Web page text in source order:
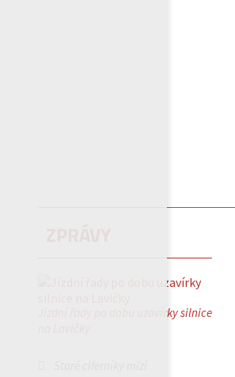
Jízdní řady po dobu uzavírky silnice